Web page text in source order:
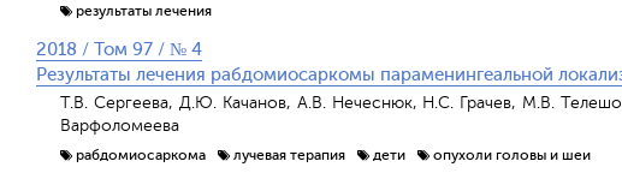
результаты лечения
2018 / Том 97 / № 4
Результаты лечения рабдомиосаркомы параменингеальной
Т.В. Cергеева, Д.Ю. Качанов, А.В. Нечеснюк, Н.С. Грачев, М.В.
Варфоломеева
рабдомиосаркома лучевая терапия дети опухоли головы и шеи